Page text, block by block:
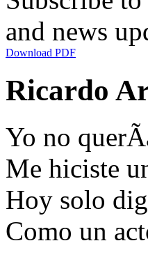
and news
Download PDF
Ricardo
Yo no
Me hiciste
Hoy solo
Como un